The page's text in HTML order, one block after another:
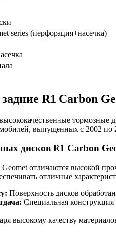
series (перфорация+насечка)
R1 Carbon
тормозные
выпущенных с 2002 по
дисков R1 Carbon
отличаются высокой
отличные
Поверхность дисков
Специальная конструкция
высокому качеству